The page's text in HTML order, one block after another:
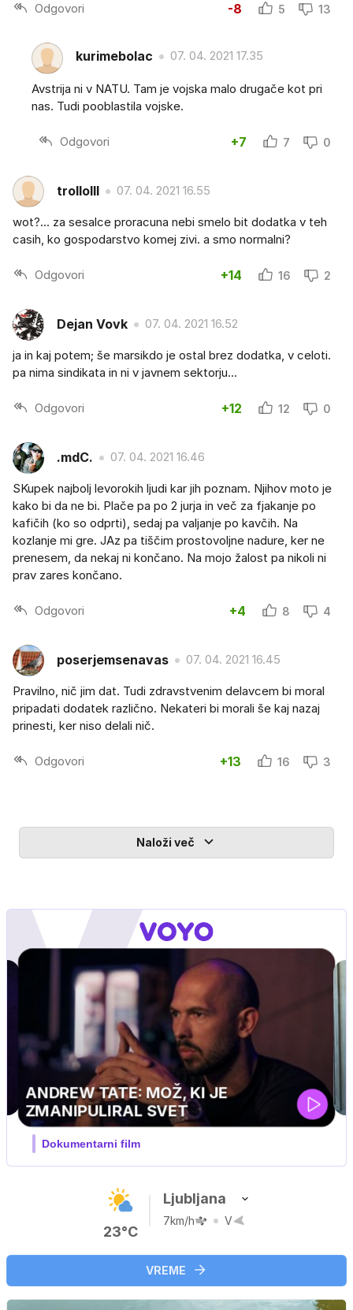
Odgovori -8 5 13
kurimebolac 07. 04. 2021 17.35
Avstrija ni v NATU. Tam je vojska malo drugače kot pri
nas. Tudi pooblastila vojske.
Odgovori +7 7 0
trollolll 07. 04. 2021 16.55
wot?... za sesalce proracuna nebi smelo bit dodatka v teh
casih, ko gospodarstvo komej zivi. a smo normalni?
Odgovori +14 16 2
Dejan Vovk 07. 04. 2021 16.52
ja in kaj potem; še marsikdo je ostal brez dodatka, v celoti.
pa nima sindikata in ni v javnem sektorju...
Odgovori +12 12 0
.mdC. 07. 04. 2021 16.46
SKupek najbolj levorokih ljudi kar jih poznam. Njihov moto je
kako bi da ne bi. Plače pa po 2 jurja in več za fjakanje po
kafičih (ko so odprti), sedaj pa valjanje po kavčih. Na
kozlanje mi gre. JAz pa tiščim prostovoljne nadure, ker ne
prenesem, da nekaj ni končano. Na mojo žalost pa nikoli ni
prav zares končano.
Odgovori +4 8 4
poserjemsenavas 07. 04. 2021 16.45
Pravilno, nič jim dat. Tudi zdravstvenim delavcem bi moral
pripadati dodatek različno. Nekateri bi morali še kaj nazaj
prinesti, ker niso delali nič.
Odgovori +13 16 3
Naloži več
MOJ PRIJATELJ PINGVIN
Film meseca / družinski, pustolovski
23°C
Ljubljana
7km/h V
VREME